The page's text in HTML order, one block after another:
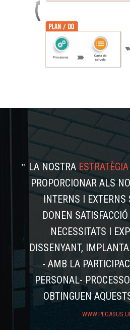
LA NOSTRA
PROPORCIONAR ALS
INTERNS I EXTERNS
DONEN
NECESSITATS I
DISSENYANT,
- AMB LA
PERSONAL-
OBTINGUEN